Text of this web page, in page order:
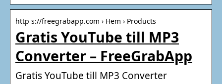
http s://freegrabapp.com › Hem › Products
Gratis YouTube till MP3
Converter – FreeGrabApp
Gratis YouTube till MP3 Converter